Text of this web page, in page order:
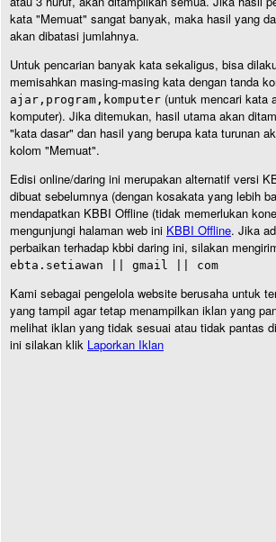
kata "Memuat" sangat banyak, maka hasil yang
akan dibatasi jumlahnya.
Untuk pencarian banyak kata sekaligus, bisa
memisahkan masing-masing kata dengan tanda
ajar,program,komputer (untuk mencari kata
komputer). Jika ditemukan, hasil utama akan
"kata dasar" dan hasil yang berupa kata turunan
kolom "Memuat".
Edisi online/daring ini merupakan alternatif versi
dibuat sebelumnya (dengan kosakata yang lebih
mendapatkan KBBI Offline (tidak memerlukan
mengunjungi halaman web ini KBBI Offline. Jika
perbaikan terhadap kbbi daring ini, silakan
ebta.setiawan || gmail || com
Kami sebagai pengelola website berusaha untuk
yang tampil agar tetap menampilkan iklan yang
melihat iklan yang tidak sesuai atau tidak pantas
ini silakan klik Laporkan Iklan